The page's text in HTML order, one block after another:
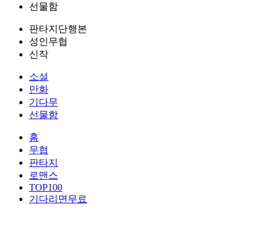
선물함
판타지단행본
성인무협
신작
소설
만화
기다무
선물함
홈
무협
판타지
로맨스
TOP100
기다리면무료